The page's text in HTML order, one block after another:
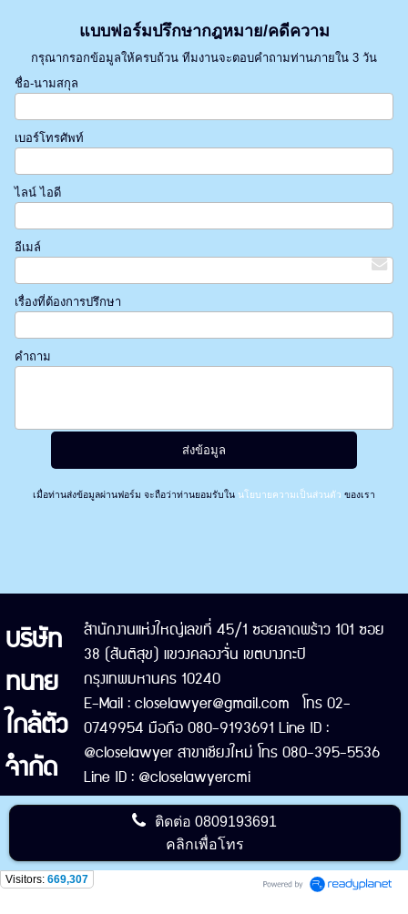
แบบฟอร์มปรึกษากฎหมาย/คดีความ
กรุณากรอกข้อมูลให้ครบถ้วน ทีมงานจะตอบคำถามท่านภายใน 3 วัน
ชื่อ-นามสกุล
เบอร์โทรศัพท์
ไลน์ ไอดี
อีเมล์
เรื่องที่ต้องการปรึกษา
คำถาม
เมื่อท่านส่งข้อมูลผ่านฟอร์ม จะถือว่าท่านยอมรับใน นโยบายความเป็นส่วนตัว ของเรา
บริษัท
ทนาย
ใกล้ตัว
จำกัด
สำนักงานแห่งใหญ่เลขที่ 45/1 ซอยลาดพร้าว 101 ซอย
38 (สันติสุข) แขวงคลองจั่น เขตบางกะปิ
กรุงเทพมหานคร 10240
E-Mail : closelawyer@gmail.com โทร 02-
0749954 มือถือ 080-9193691 Line ID :
@closelawyer สาขาเชียงใหม่ โทร 080-395-5536
Line ID : @closelawyercmi
ติดต่อ0809193691
คลิกเพื่อโทร
Visitors: 669,307